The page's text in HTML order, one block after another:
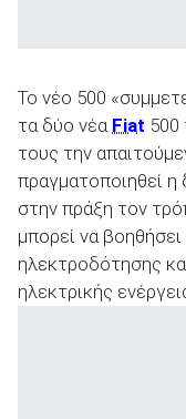
Το νέο 500
τα δύο νέα Fiat 500
τους την
πραγματοποιηθεί η
στην πράξη τον
μπορεί να
ηλεκτροδότησης
ηλεκτρικής